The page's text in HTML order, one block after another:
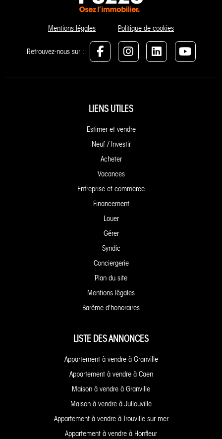
Mentions légales Politique de cookies
Retrouvez-nous sur :
LIENS UTILES
Estimer et vendre
Neuf / Investir
Acheter
Vacances
Entreprise et commerce
Financement
Louer
Gérer
Syndic
Conciergerie
Plan du site
Mentions légales
Barème d'honoraires
LISTE DES ANNONCES
Appartement à vendre à Granville
Appartement à vendre à Caen
Maison à vendre à Granville
Maison à vendre à Jullouville
Appartement à vendre à Trouville sur mer
Appartement à vendre à Honfleur